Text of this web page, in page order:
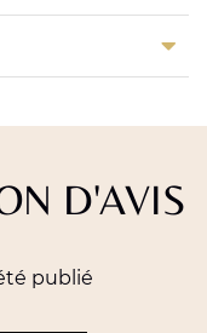
D'AVIS
publié